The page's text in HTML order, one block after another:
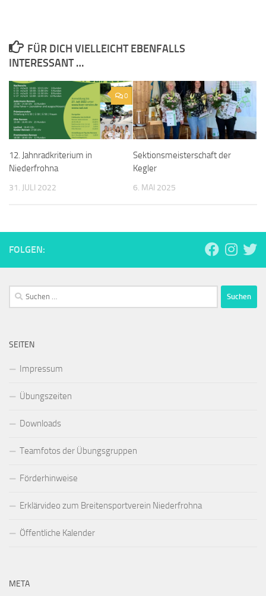
FÜR DICH VIELLEICHT EBENFALLS
INTERESSANT …
0
12. Jahnradkriterium in
Niederfrohna
31. JULI 2022
Sektionsmeisterschaft der
Kegler
6. MAI 2025
FOLGEN:
Suchen
nach:
SEITEN
Impressum
Übungszeiten
Downloads
Teamfotos der Übungsgruppen
Förderhinweise
Erklärvideo zum Breitensportverein Niederfrohna
Öffentliche Kalender
META